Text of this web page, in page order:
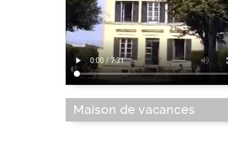
Maison de vacances